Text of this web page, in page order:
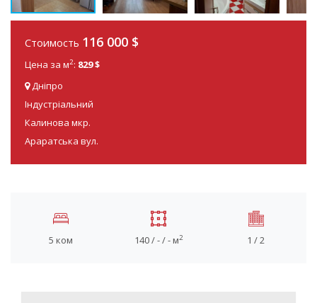
Стоимость 116 000 $
Цена за м2: 829 $
Дніпро
Індустріальний
Калинова мкр.
Араратська вул.
5 ком 140 / - / - м2 1 / 2